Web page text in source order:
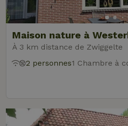
Maison nature à
À 3 km distance de Zwiggelte
2 personnes1 Chambre à